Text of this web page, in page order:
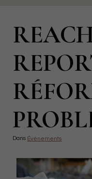
PRISE DE PAROLE
PROJETS
Dans Événements